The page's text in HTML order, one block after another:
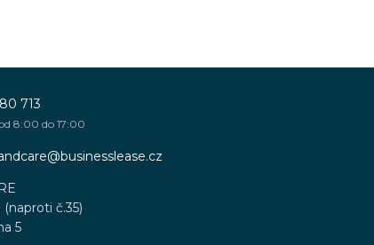
713
8:00 do 17:00
č.35)
5